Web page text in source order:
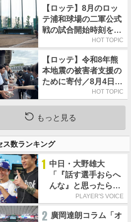
【ロッテ】8月のロッ
テ浦和球場の二軍公式
戦の試合開始時刻を午
前10時30分に変更HOT TOPIC
【ロッテ】令和8年熊
本地震の被害者支援の
ために寄付／8月4日に
は選手たちが募金箱を
HOT TOPIC
もっと見る
ス数ランキング
1 中日・大野雄大
「『話す選手おらへ
んな』と思ったら坂
本勇人が来た！」／
PLAYER'S VOICE
2 廣岡達朗コラム「オ